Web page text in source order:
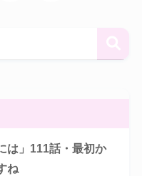
は」111話・最初か
ね